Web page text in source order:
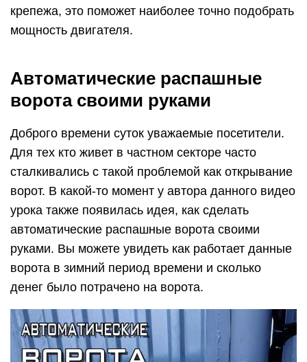
крепежа, это поможет наиболее точно подобрать
мощность двигателя.
Автоматические распашные
ворота своими руками
Доброго времени суток уважаемые посетители.
Для тех кто живет в частном секторе часто
сталкивались с такой проблемой как открывание
ворот. В какой-то момент у автора данного видео
урока также появилась идея, как сделать
автоматические распашные ворота своими
руками. Вы можете увидеть как работает данные
ворота в зимний период времени и сколько
денег было потрачено на ворота.